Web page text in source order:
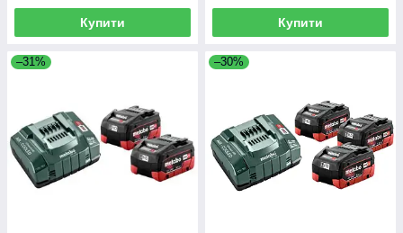
Купити Купити
–31% –30%